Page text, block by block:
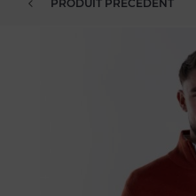
PRODUIT PRÉCÉDENT